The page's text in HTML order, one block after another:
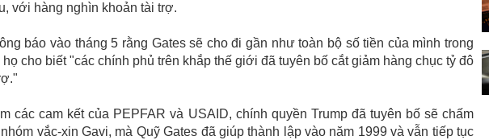
với hàng nghìn khoản tài trợ.
báo vào tháng 5 rằng Gates sẽ cho đi gần như toàn bộ số tiền của mình trong
cho biết "các chính phủ trên khắp thế giới đã tuyên bố cắt giảm hàng chục tỷ đô
các cam kết của PEPFAR và USAID, chính quyền Trump đã tuyên bố sẽ chấm
vắc-xin Gavi, mà Quỹ Gates đã giúp thành lập vào năm 1999 và vẫn tiếp tục